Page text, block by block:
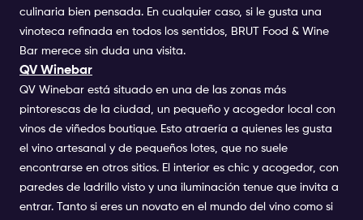
culinaria bien pensada. En cualquier caso, si le gusta una
vinoteca refinada en todos los sentidos, BRUT Food & Wine
Bar merece sin duda una visita.
QV Winebar
QV Winebar está situado en una de las zonas más
pintorescas de la ciudad, un pequeño y acogedor local con
vinos de viñedos boutique. Esto atraería a quienes les gusta
el vino artesanal y de pequeños lotes, que no suele
encontrarse en otros sitios. El interior es chic y acogedor, con
paredes de ladrillo visto y una iluminación tenue que invita a
entrar. Tanto si eres un novato en el mundo del vino como si